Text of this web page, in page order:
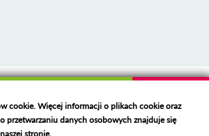
polspam.pl/
cookie. Więcej informacji o plikach cookie oraz
przetwarzaniu danych osobowych znajduje się
stronie.